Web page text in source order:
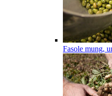
Fasole mung,